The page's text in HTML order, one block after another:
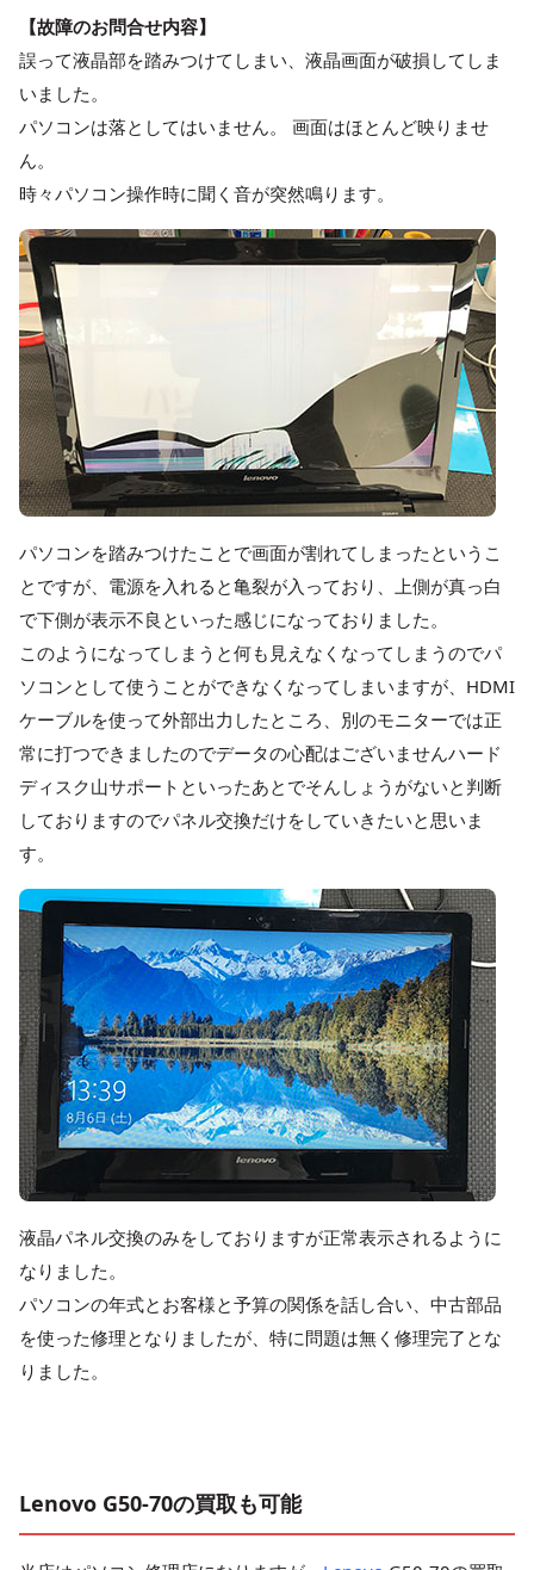
【故障のお問合せ内容】
誤って液晶部を踏みつけてしまい、液晶画面が破損してしま
いました。
パソコンは落としてはいません。 画面はほとんど映りませ
ん。
時々パソコン操作時に聞く音が突然鳴ります。
パソコンを踏みつけたことで画面が割れてしまったというこ
とですが、電源を入れると亀裂が入っており、上側が真っ白
で下側が表示不良といった感じになっておりました。
このようになってしまうと何も見えなくなってしまうのでパ
ソコンとして使うことができなくなってしまいますが、HDMI
ケーブルを使って外部出力したところ、別のモニターでは正
常に打つできましたのでデータの心配はございませんハード
ディスク山サポートといったあとでそんしょうがないと判断
しておりますのでパネル交換だけをしていきたいと思いま
す。
液晶パネル交換のみをしておりますが正常表示されるように
なりました。
パソコンの年式とお客様と予算の関係を話し合い、中古部品
を使った修理となりましたが、特に問題は無く修理完了とな
りました。
Lenovo G50-70の買取も可能